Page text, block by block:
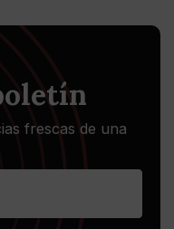
frescas de una